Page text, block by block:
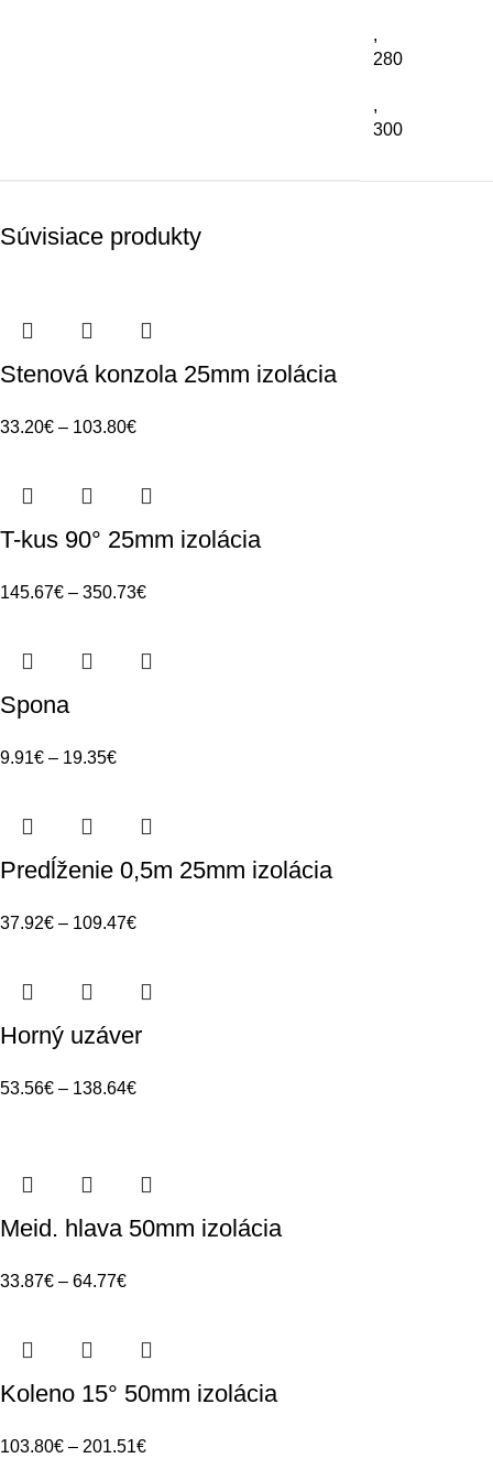
,
280
,
300
Súvisiace produkty
Stenová konzola 25mm izolácia
33.20€ – 103.80€
T-kus 90° 25mm izolácia
145.67€ – 350.73€
Spona
9.91€ – 19.35€
Predĺženie 0,5m 25mm izolácia
37.92€ – 109.47€
Horný uzáver
53.56€ – 138.64€
Meid. hlava 50mm izolácia
33.87€ – 64.77€
Koleno 15° 50mm izolácia
103.80€ – 201.51€